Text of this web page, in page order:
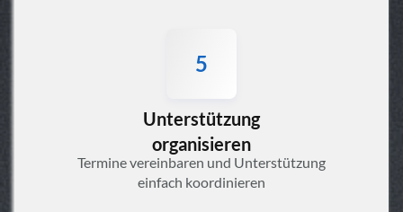
5
Unterstützung
organisieren
Termine vereinbaren und Unterstützung
einfach koordinieren